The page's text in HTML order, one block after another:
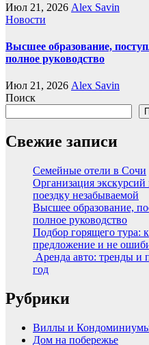
Июл 21, 2026 Alex Savin
Новости
Высшее образование,
полное руководство
Июл 21, 2026 Alex Savin
Поиск
Свежие записи
Семейные отели в Сочи
Организация
поездку незабываемой
Высшее образование,
полное руководство
Подбор горящего тура:
предложение и не
Аренда авто: тренды и
год
Рубрики
Виллы и
Дом на побережье